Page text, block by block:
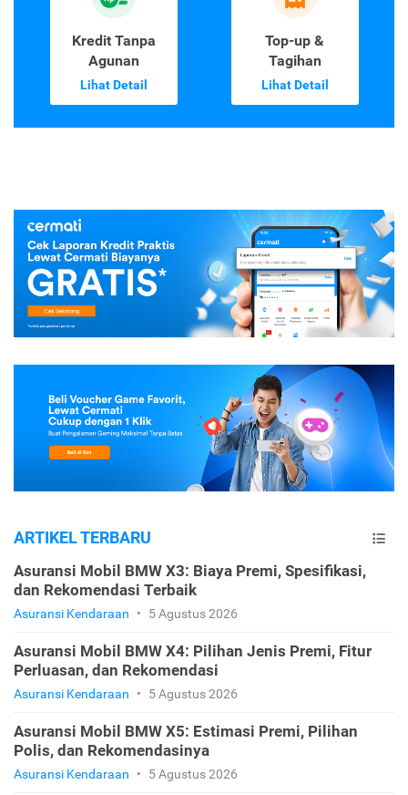
Kredit Tanpa
Agunan
Lihat Detail
Top-up &
Tagihan
Lihat Detail
ARTIKEL TERBARU
Asuransi Mobil BMW X3: Biaya Premi, Spesifikasi,
dan Rekomendasi Terbaik
Asuransi Kendaraan • 5 Agustus 2026
Asuransi Mobil BMW X4: Pilihan Jenis Premi, Fitur
Perluasan, dan Rekomendasi
Asuransi Kendaraan • 5 Agustus 2026
Asuransi Mobil BMW X5: Estimasi Premi, Pilihan
Polis, dan Rekomendasinya
Asuransi Kendaraan • 5 Agustus 2026